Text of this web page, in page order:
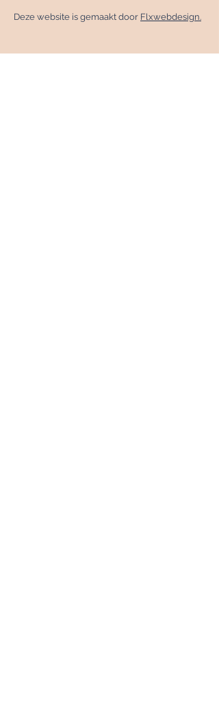
Deze website is gemaakt door Flxwebdesign.